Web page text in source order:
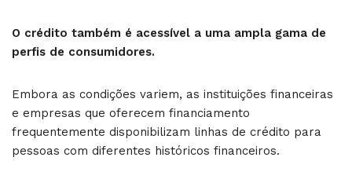
O crédito também é acessível a uma ampla gama de
perfis de consumidores.
Embora as condições variem, as instituições financeiras
e empresas que oferecem financiamento
frequentemente disponibilizam linhas de crédito para
pessoas com diferentes históricos financeiros.